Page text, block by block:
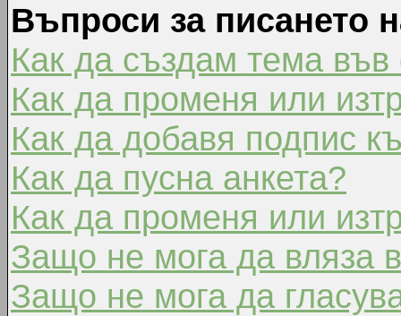
Въпроси за писането
Как да създам тема
Как да променя или
Как да добавя подпис
Как да пусна анкета?
Как да променя или
Защо не мога да вляза
Защо не мога да